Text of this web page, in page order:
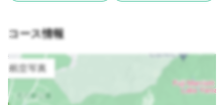
コース情報